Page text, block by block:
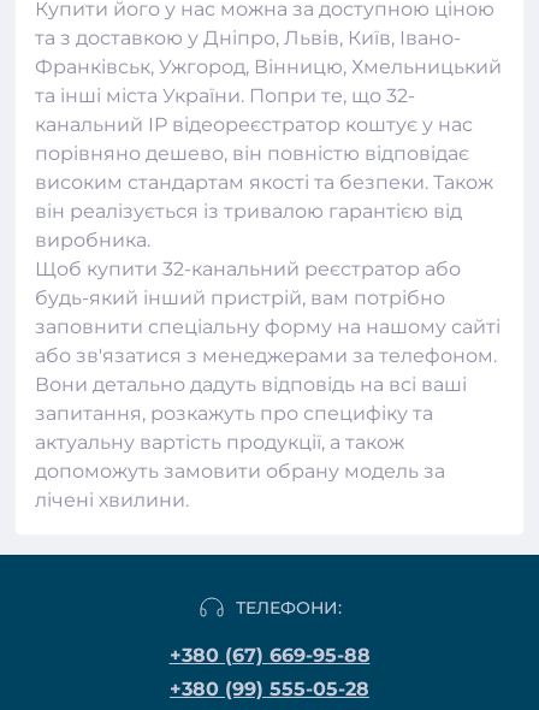
Купити його у нас можна за доступною ціною
та з доставкою у Дніпро, Львів, Київ, Івано-
Франківськ, Ужгород, Вінницю, Хмельницький
та інші міста України. Попри те, що 32-
канальний IP відеореєстратор коштує у нас
порівняно дешево, він повністю відповідає
високим стандартам якості та безпеки. Також
він реалізується із тривалою гарантією від
виробника.
Щоб купити 32-канальний реєстратор або
будь-який інший пристрій, вам потрібно
заповнити спеціальну форму на нашому сайті
або зв'язатися з менеджерами за телефоном.
Вони детально дадуть відповідь на всі ваші
запитання, розкажуть про специфіку та
актуальну вартість продукції, а також
допоможуть замовити обрану модель за
лічені хвилини.
ТЕЛЕФОНИ:
+380 (67) 669-95-88
+380 (99) 555-05-28